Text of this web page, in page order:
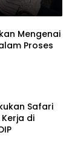
Mengenai
Proses
Safari
di